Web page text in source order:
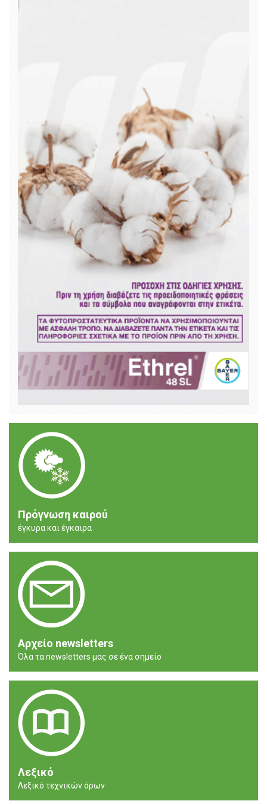
Πρόγνωση καιρού
έγκυρα και έγκαιρα
Αρχείο newsletters
Όλα τα newsletters μας σε ένα σημείο
Λεξικό
Λεξικό τεχνικών όρων